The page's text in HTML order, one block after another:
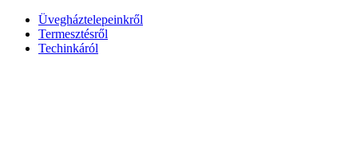
Üvegháztelepeinkről
Termesztésről
Techinkáról